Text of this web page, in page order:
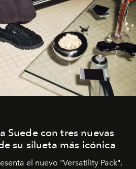
Suede con tres nuevas
su silueta más icónica
el nuevo "Versatility Pack",